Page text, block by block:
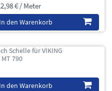
€ / Meter
In den Warenkorb
Schelle für VIKING
790
In den Warenkorb